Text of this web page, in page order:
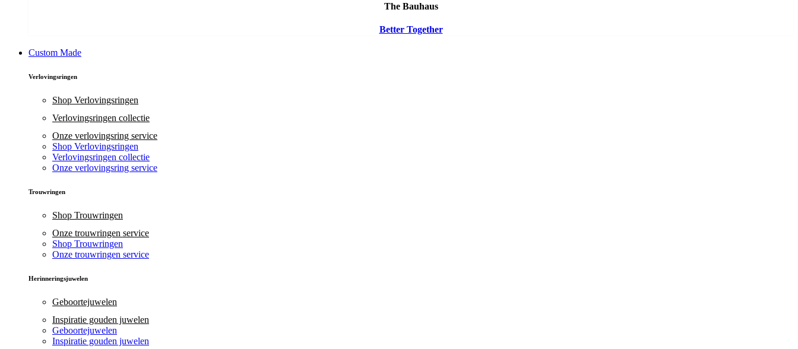
The Bauhaus
Better Together
Custom Made
Verlovingsringen
Shop Verlovingsringen
Verlovingsringen collectie
Onze verlovingsring service
Shop Verlovingsringen
Verlovingsringen collectie
Onze verlovingsring service
Trouwringen
Shop Trouwringen
Onze trouwringen service
Shop Trouwringen
Onze trouwringen service
Herinneringsjuwelen
Geboortejuwelen
Inspiratie gouden juwelen
Geboortejuwelen
Inspiratie gouden juwelen